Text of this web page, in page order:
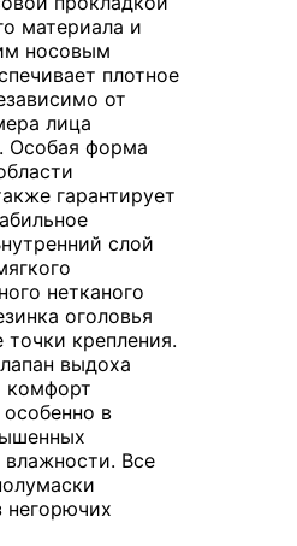
материала и
носовым
плотное
от
лица
Особая форма
гарантирует
слой
нетканого
оголовья
крепления.
выдоха
комфорт
особенно в
Все
негорючих